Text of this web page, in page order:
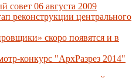
совет 06 августа 2009
реконструкции центрального
скоро появятся и в
конкурс "АрхРазрез 2014"